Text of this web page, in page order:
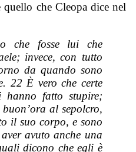
quello che Cleopa dice nel
che fosse lui che
invece, con tutto
da quando sono
22 È vero che certe
fatto stupire;
al sepolcro,
il suo corpo, e sono
avuto anche una
dicono che egli è